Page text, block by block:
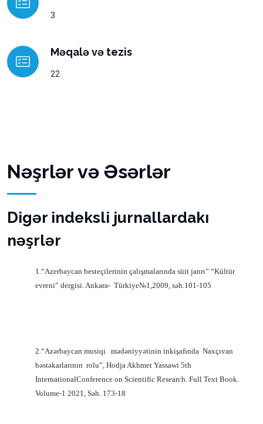
3
Məqalə və tezis
22
Nəşrlər və Əsərlər
Digər indeksli jurnallardakı
nəşrlər
1.“Azerbaycan besteçilerinin çalışmalarında süit janrı” “Kültür
evreni” dergisi. Ankara- Türkiye№1,2009, səh.101-105
2.“Azərbaycan musiqi mədəniyyətinin inkişafında Naxçıvan
bəstəkarlarının rolu”, Hodja Akhmet Yassawi 5th
InternationalConference on Scientific Research. Full Text Book.
Volume-1 2021, Səh. 173-18